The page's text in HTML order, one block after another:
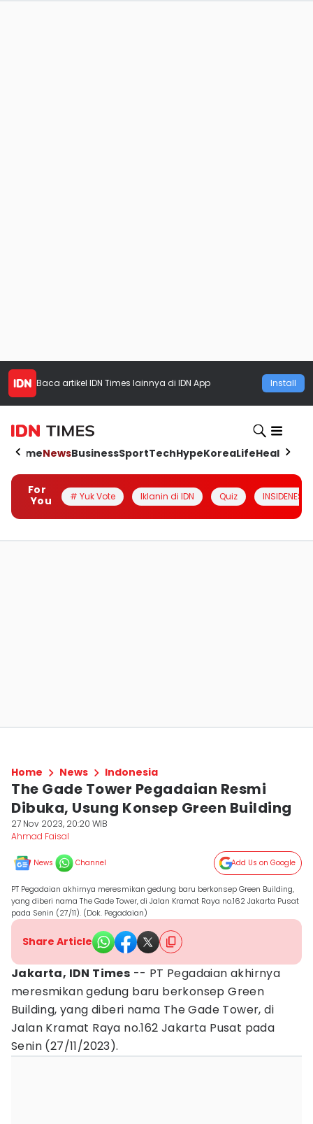
Baca artikel IDN Times lainnya di IDN App Install
HomeNewsBusinessSportTechHypeKoreaLifeHealth
For
You
# Yuk Vote Iklanin di IDN Quiz INSIDENESIA
Home News Indonesia
The Gade Tower Pegadaian Resmi
Dibuka, Usung Konsep Green Building
27 Nov 2023, 20:20 WIB
Ahmad Faisal
News Channel Add Us on Google
PT Pegadaian akhirnya meresmikan gedung baru berkonsep Green Building,
yang diberi nama The Gade Tower, di Jalan Kramat Raya no.162 Jakarta Pusat
pada Senin (27/11). (Dok. Pegadaian)
Share Article
Jakarta, IDN Times -- PT Pegadaian akhirnya
meresmikan gedung baru berkonsep Green
Building, yang diberi nama The Gade Tower, di
Jalan Kramat Raya no.162 Jakarta Pusat pada
Senin (27/11/2023).